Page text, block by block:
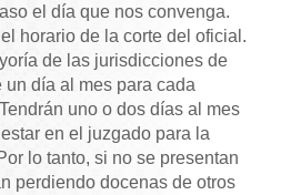
el día que nos convenga.
horario de la corte del oficial.
de las jurisdicciones de
día al mes para cada
uno o dos días al mes
en el juzgado para la
lo tanto, si no se presentan
perdiendo docenas de otros